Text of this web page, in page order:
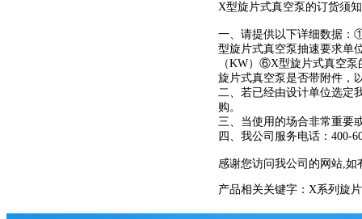
X型旋片式真空泵 的订货须
一、请提供以下详细数据：
型旋片式真空泵抽速要求单
（KW）⑥X型旋片式真空泵
旋片式真空泵是否带附件，
二、若已经由设计单位选定
购。
三、当使用的场合非常重要
四、我公司服务电话：400-
感谢您访问我公司的网站,
产品相关关键字： X系列旋